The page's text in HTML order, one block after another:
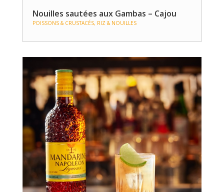
Nouilles sautées aux Gambas – Cajou
POISSONS & CRUSTACÉS, RIZ & NOUILLES